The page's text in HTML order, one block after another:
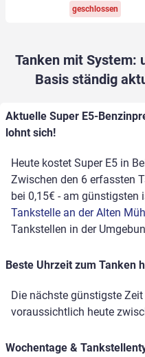
geschlossen
Tanken mit System:
Basis ständig
Aktuelle Super E5-
lohnt sich!
Heute kostet Super E5 in
Zwischen den 6 erfassten
bei 0,15€ - am günstigsten
Tankstelle an der Alten
Tankstellen in der
Beste Uhrzeit zum Tanken
Die nächste günstigste
voraussichtlich heute
Wochentage &